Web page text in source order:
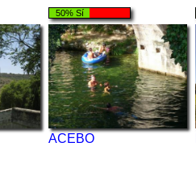
50% Sí
ACEBO